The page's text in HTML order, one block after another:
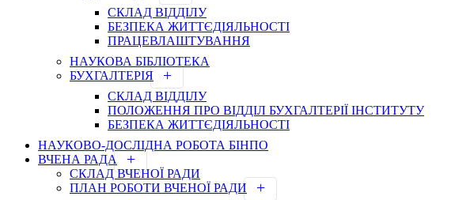
СКЛАД ВІДДІЛУ
БЕЗПЕКА ЖИТТЄДІЯЛЬНОСТІ
ПРАЦЕВЛАШТУВАННЯ
НАУКОВА БІБЛІОТЕКА
БУХГАЛТЕРІЯ
СКЛАД ВІДДІЛУ
ПОЛОЖЕННЯ ПРО ВІДДІЛ БУХГАЛТЕРІЇ ІНСТИТУТУ
БЕЗПЕКА ЖИТТЄДІЯЛЬНОСТІ
НАУКОВО-ДОСЛІДНА РОБОТА БІНПО
ВЧЕНА РАДА
СКЛАД ВЧЕНОЇ РАДИ
ПЛАН РОБОТИ ВЧЕНОЇ РАДИ